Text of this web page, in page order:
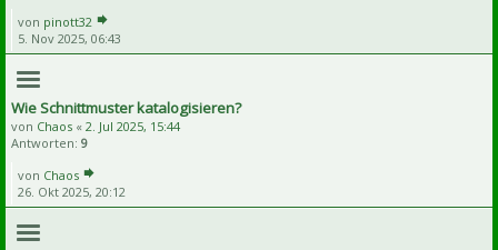
von pinott32
5. Nov 2025, 06:43
Wie Schnittmuster katalogisieren?
von Chaos « 2. Jul 2025, 15:44
Antworten: 9
von Chaos
26. Okt 2025, 20:12